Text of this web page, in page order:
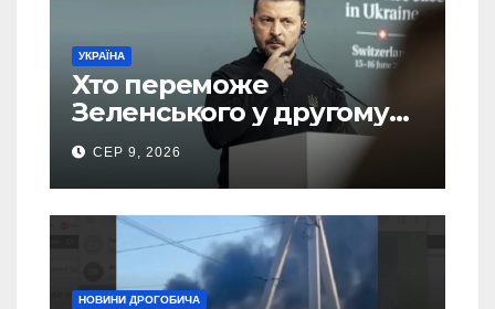
УКРАЇНА
Хто переможе
Зеленського у другому
турі виборів президента
України – новий рейтинг
SOCIS
СЕР 9, 2026
НОВИНИ ДРОГОБИЧА